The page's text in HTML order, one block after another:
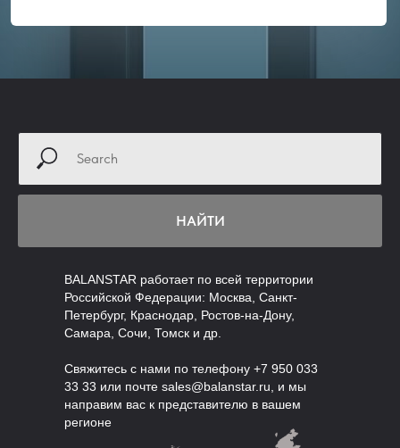
НАЙТИ
BALANSTAR работает по всей территории
Российской Федерации: Москва, Санкт-
Петербург, Краснодар, Ростов-на-Дону,
Самара, Сочи, Томск и др.
Свяжитесь с нами по телефону +7 950 033
33 33 или почте sales@balanstar.ru, и мы
направим вас к представителю в вашем
регионе